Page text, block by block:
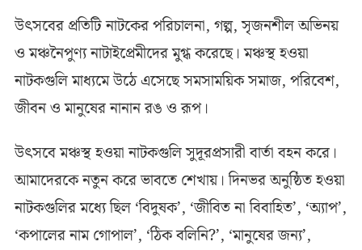
উৎসবের প্রতিটি নাটকের পরিচালনা, গল্প, সৃজনশীল অভিনয়
ও মঞ্চনৈপুণ্য নাটাইপ্রেমীদের মুগ্ধ করেছে। মঞ্চস্থ হওয়া
নাটকগুলি মাধ্যমে উঠে এসেছে সমসাময়িক সমাজ, পরিবেশ,
জীবন ও মানুষের নানান রঙ ও রূপ।
উৎসবে মঞ্চস্থ হওয়া নাটকগুলি সুদূরপ্রসারী বার্তা বহন করে।
আমাদেরকে নতুন করে ভাবতে শেখায়। দিনভর অনুষ্ঠিত হওয়া
নাটকগুলির মধ্যে ছিল ‘বিদুষক’, ‘জীবিত না বিবাহিত’, ‘অ্যাপ’,
‘কপালের নাম গোপাল’, ‘ঠিক বলিনি?’, ‘মানুষের জন্য’,